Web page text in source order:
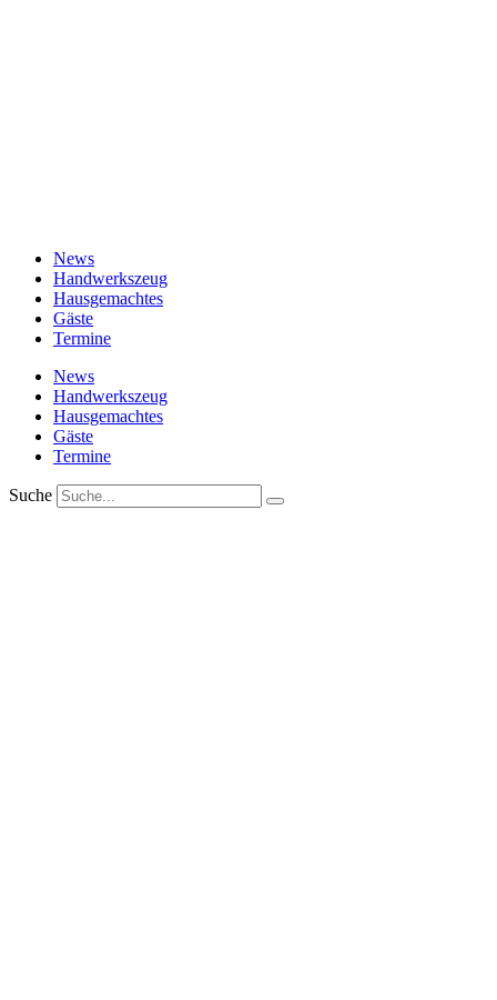
News
Handwerkszeug
Hausgemachtes
Gäste
Termine
News
Handwerkszeug
Hausgemachtes
Gäste
Termine
Suche